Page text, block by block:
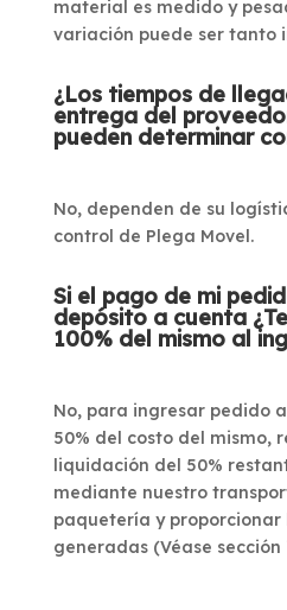
material es medido y
variación puede ser tanto
¿Los tiempos de
entrega del
pueden determinar
No, dependen de su
control de Plega Movel.
Si el pago de mi
depósito a cuenta
100% del mismo al
No, para ingresar pedido
50% del costo del mismo,
liquidación del 50%
mediante nuestro
paquetería y proporcionar
generadas (Véase sección